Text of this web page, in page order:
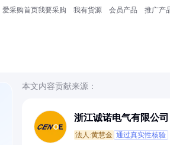
爱采购首页我要采购 我有货源 会员产品 推广产
本文内容贡献来源：
浙江诚诺电气有限公司
法人:黄慧金 通过真实性核验